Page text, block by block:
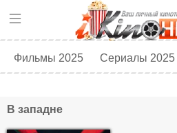
Фильмы 2025 Сериалы 2025
В западне